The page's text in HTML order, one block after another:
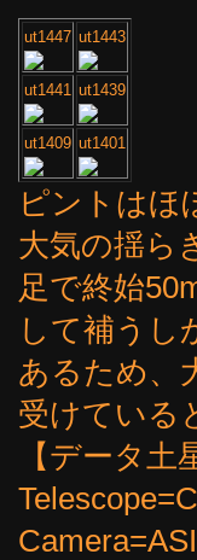
ut1447 ut1443
ut1441 ut1439
ut1409 ut1401
ピントはほ
大気の揺ら
足で終始
して補うし
あるため、
受けている
【データ